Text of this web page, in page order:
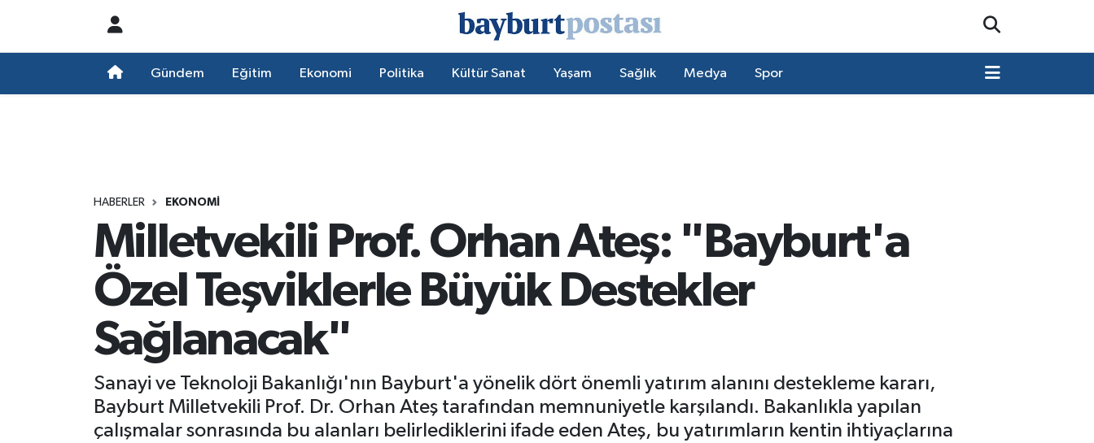
Gündem Eğitim Ekonomi Politika Kültür Sanat Yaşam Sağlık Medya Spor
HABERLER EKONOMI
Milletvekili Prof. Orhan Ateş: "Bayburt'a
Özel Teşviklerle Büyük Destekler
Sağlanacak"
Sanayi ve Teknoloji Bakanlığı'nın Bayburt'a yönelik dört önemli yatırım alanını destekleme kararı,
Bayburt Milletvekili Prof. Dr. Orhan Ateş tarafından memnuniyetle karşılandı. Bakanlıkla yapılan
çalışmalar sonrasında bu alanları belirlediklerini ifade eden Ateş, bu yatırımların kentin ihtiyaçlarına
Süper Lig Puan Durumu ve Fikstür
Tüm Manşetler
Son Dakika Haberleri
Haber Arşivi